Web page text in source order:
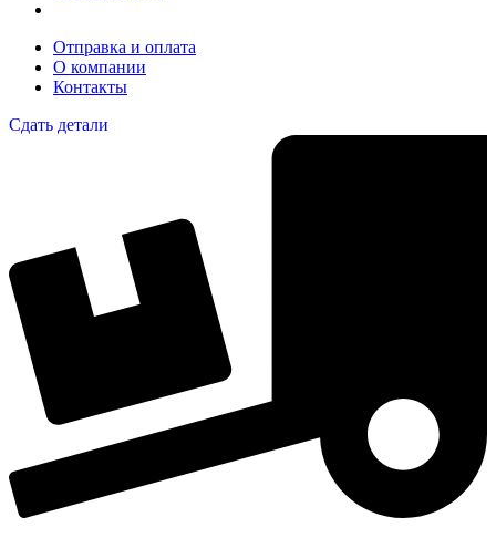
Отправка и оплата
О компании
Контакты
Сдать детали